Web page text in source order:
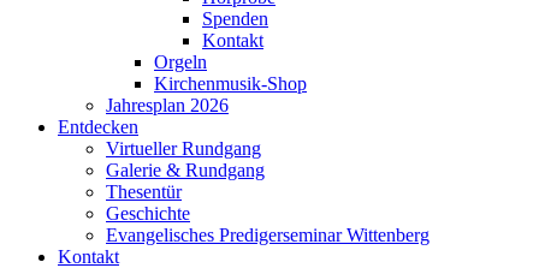
Spenden
Kontakt
Orgeln
Kirchenmusik-Shop
Jahresplan 2026
Entdecken
Virtueller Rundgang
Galerie & Rundgang
Thesentür
Geschichte
Evangelisches Predigerseminar Wittenberg
Kontakt